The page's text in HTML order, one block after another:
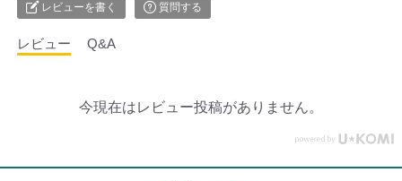
レビューを書く 質問する
レビュー Q&A
今現在はレビュー投稿がありません。